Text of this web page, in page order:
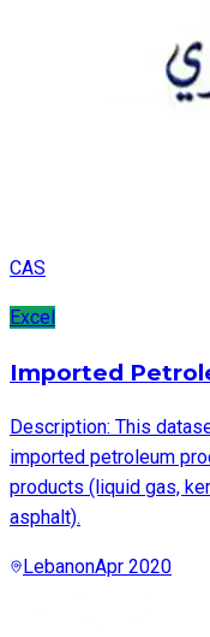
CAS
Excel
Imported
Description: This
imported petroleum
products (liquid gas,
asphalt).
LebanonApr 2020